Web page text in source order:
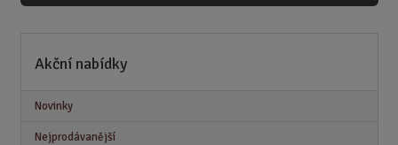
Akční nabídky
Novinky
Nejprodávanější